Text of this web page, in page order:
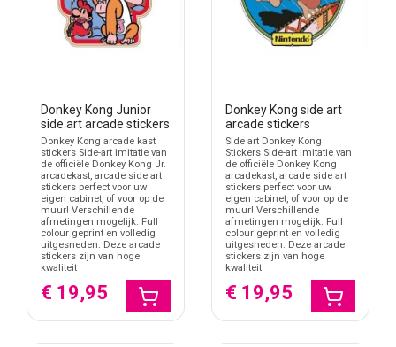
Donkey Kong Junior
side art arcade stickers
Donkey Kong arcade kast
stickers Side-art imitatie van
de officiële Donkey Kong Jr.
arcadekast, arcade side art
stickers perfect voor uw
eigen cabinet, of voor op de
muur! Verschillende
afmetingen mogelijk. Full
colour geprint en volledig
uitgesneden. Deze arcade
stickers zijn van hoge
kwaliteit
€ 19,95
Donkey Kong side art
arcade stickers
Side art Donkey Kong
Stickers Side-art imitatie van
de officiële Donkey Kong
arcadekast, arcade side art
stickers perfect voor uw
eigen cabinet, of voor op de
muur! Verschillende
afmetingen mogelijk. Full
colour geprint en volledig
uitgesneden. Deze arcade
stickers zijn van hoge
kwaliteit
€ 19,95